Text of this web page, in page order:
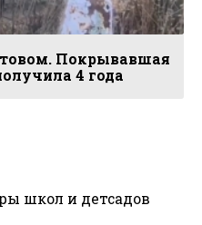
Покрывавшая
4 года
школ и детсадов